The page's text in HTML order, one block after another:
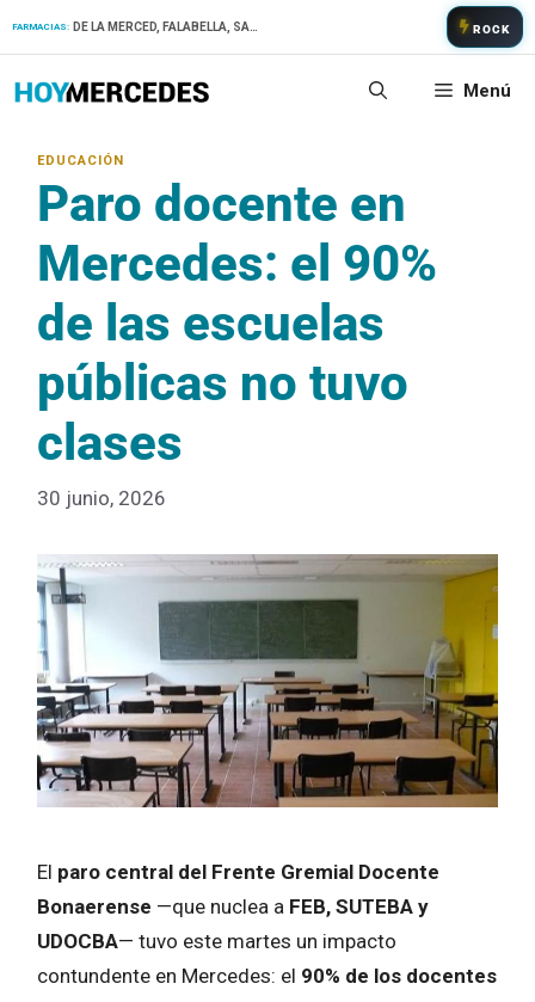
FARMACIAS: ROCK
Menú
Paro docente en
Mercedes: el 90%
de las escuelas
públicas no tuvo
clases
30 junio, 2026
El paro central del Frente Gremial Docente
Bonaerense —que nuclea a FEB, SUTEBA y
UDOCBA— tuvo este martes un impacto
contundente en Mercedes: el 90% de los docentes